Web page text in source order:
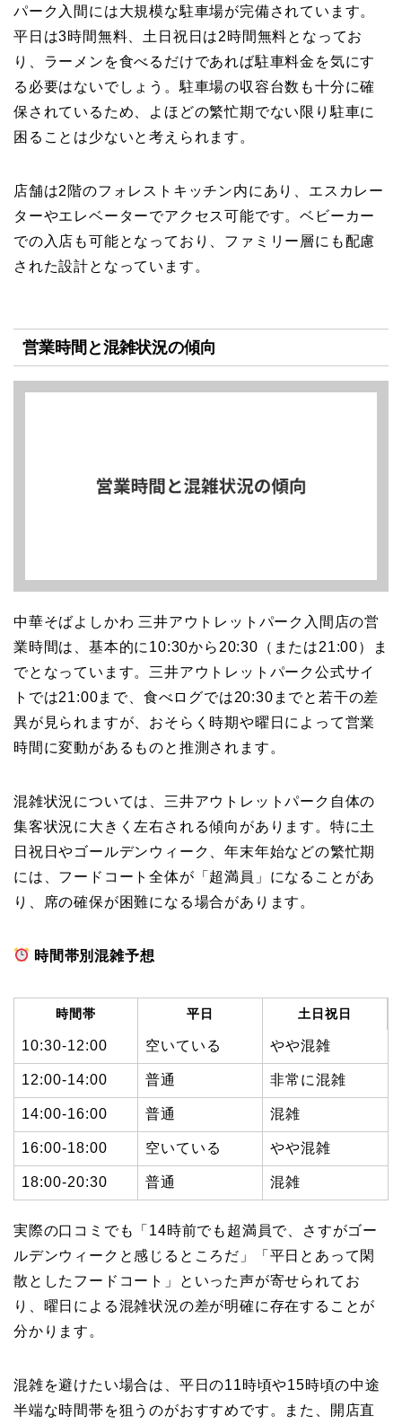
パーク入間には大規模な駐車場が完備されています。
平日は3時間無料、土日祝日は2時間無料となってお
り、ラーメンを食べるだけであれば駐車料金を気にす
る必要はないでしょう。駐車場の収容台数も十分に確
保されているため、よほどの繁忙期でない限り駐車に
困ることは少ないと考えられます。
店舗は2階のフォレストキッチン内にあり、エスカレー
ターやエレベーターでアクセス可能です。ベビーカー
での入店も可能となっており、ファミリー層にも配慮
された設計となっています。
営業時間と混雑状況の傾向
中華そばよしかわ 三井アウトレットパーク入間店の営
業時間は、基本的に10:30から20:30（または21:00）ま
でとなっています。三井アウトレットパーク公式サイ
トでは21:00まで、食べログでは20:30までと若干の差
異が見られますが、おそらく時期や曜日によって営業
時間に変動があるものと推測されます。
混雑状況については、三井アウトレットパーク自体の
集客状況に大きく左右される傾向があります。特に土
日祝日やゴールデンウィーク、年末年始などの繁忙期
には、フードコート全体が「超満員」になることがあ
り、席の確保が困難になる場合があります。
時間帯別混雑予想
時間帯 平日 土日祝日
10:30-12:00 空いている やや混雑
12:00-14:00 普通 非常に混雑
14:00-16:00 普通 混雑
16:00-18:00 空いている やや混雑
18:00-20:30 普通 混雑
実際の口コミでも「14時前でも超満員で、さすがゴー
ルデンウィークと感じるところだ」「平日とあって閑
散としたフードコート」といった声が寄せられてお
り、曜日による混雑状況の差が明確に存在することが
分かります。
混雑を避けたい場合は、平日の11時頃や15時頃の中途
半端な時間帯を狙うのがおすすめです。また、開店直